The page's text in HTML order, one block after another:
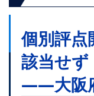
個別評点
該当せ
――大阪